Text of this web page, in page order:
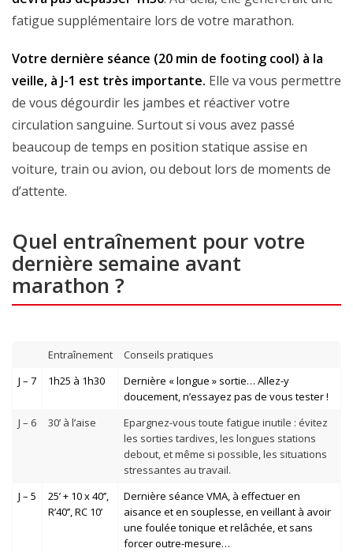
fatigue supplémentaire lors de votre marathon.
Votre dernière séance (20 min de footing cool) à la
veille, à J-1 est très importante. Elle va vous permettre
de vous dégourdir les jambes et réactiver votre
circulation sanguine. Surtout si vous avez passé
beaucoup de temps en position statique assise en
voiture, train ou avion, ou debout lors de moments de
d’attente.
Quel entraînement pour votre
dernière semaine avant
marathon ?
Entraînement
Conseils pratiques
J – 7
1h25 à 1h30
Dernière « longue » sortie… Allez-y
doucement, n’essayez pas de vous tester !
J – 6
30’ à l’aise
Epargnez-vous toute fatigue inutile : évitez
les sorties tardives, les longues stations
debout, et même si possible, les situations
stressantes au travail.
J – 5
25’ + 10 x 40’’,
R’40’’, RC 10’
Dernière séance VMA, à effectuer en
aisance et en souplesse, en veillant à avoir
une foulée tonique et relâchée, et sans
forcer outre-mesure…